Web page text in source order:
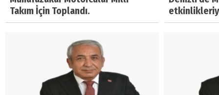
Takım İçin Toplandı.